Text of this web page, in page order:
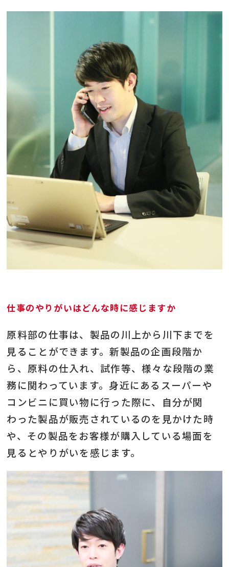
仕事のやりがいはどんな時に感じますか
原料部の仕事は、製品の川上から川下までを
見ることができます。新製品の企画段階か
ら、原料の仕入れ、試作等、様々な段階の業
務に関わっています。身近にあるスーパーや
コンビニに買い物に行った際に、自分が関
わった製品が販売されているのを見かけた時
や、その製品をお客様が購入している場面を
見るとやりがいを感じます。